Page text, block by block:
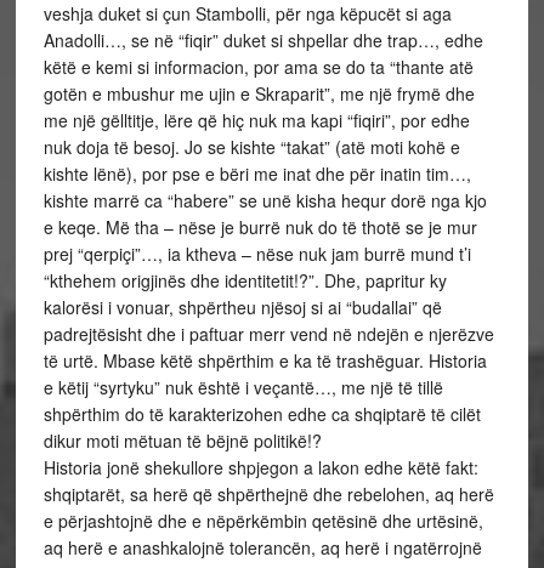
veshja duket si çun Stambolli, për nga këpucët si aga
Anadolli…, se në “fiqir” duket si shpellar dhe trap…, edhe
këtë e kemi si informacion, por ama se do ta “thante atë
gotën e mbushur me ujin e Skraparit”, me një frymë dhe
me një gëlltitje, lëre që hiç nuk ma kapi “fiqiri”, por edhe
nuk doja të besoj. Jo se kishte “takat” (atë moti kohë e
kishte lënë), por pse e bëri me inat dhe për inatin tim…,
kishte marrë ca “habere” se unë kisha hequr dorë nga kjo
e keqe. Më tha – nëse je burrë nuk do të thotë se je mur
prej “qerpiçi”…, ia ktheva – nëse nuk jam burrë mund t’i
“kthehem origjinës dhe identitetit!?”. Dhe, papritur ky
kalorësi i vonuar, shpërtheu njësoj si ai “budallai” që
padrejtësisht dhe i paftuar merr vend në ndejën e njerëzve
të urtë. Mbase këtë shpërthim e ka të trashëguar. Historia
e këtij “syrtyku” nuk është i veçantë…, me një të tillë
shpërthim do të karakterizohen edhe ca shqiptarë të cilët
dikur moti mëtuan të bëjnë politikë!?
Historia jonë shekullore shpjegon a lakon edhe këtë fakt:
shqiptarët, sa herë që shpërthejnë dhe rebelohen, aq herë
e përjashtojnë dhe e nëpërkëmbin qetësinë dhe urtësinë,
aq herë e anashkalojnë tolerancën, aq herë i ngatërrojnë